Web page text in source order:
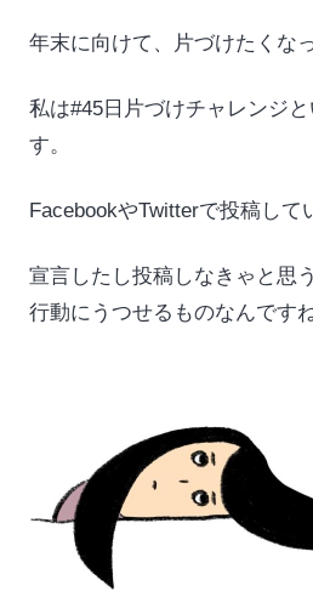
年末に向けて、片づけたくな
私は#45日片づけチャレンジ
す。
FacebookやTwitterで投稿して
宣言したし投稿しなきゃと思
行動にうつせるものなんです